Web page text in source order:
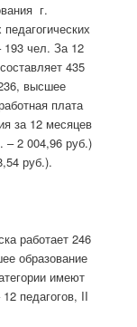
г.
193 чел. За 12
435
высшее
плата
за 12 месяцев
– 2 004,96 руб.)
руб.).
работает 246
образование
имеют
педагогов, II